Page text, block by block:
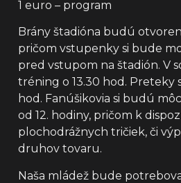
1 euro – program
Brány štadióna budú
pričom vstupenky si bude
pred vstupom na štadión. V
tréning o 13.30 hod. Preteky
hod. Fanúšikovia si budú
od 12. hodiny, pričom k
plochodrážnych tričiek, či
druhov tovaru.
Naša mládež bude